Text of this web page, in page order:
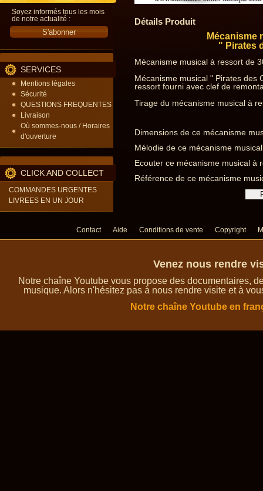
Soyez informés tous les mois
de notre actualité :
SERVICES
Mentions légales
Sécurité
QUESTIONS FREQUENTES
Livraison
Où sommes-nous / Horaires
d'ouverture
CLICK AND COLLECT
COMMANDES URGENTES
LIVREES EN UN JOUR
Détails Produit
Mécanisme
" Pirates
Mécanisme musical à ressort de
Mécanisme musical " Pirates des
ressort fourni avec clef de
Tirage du mécanisme musical à
Dimensions de ce mécanisme
Mélodie de ce mécanisme
Ecouter ce mécanisme musical
Référence de ce mécanisme
Contact Aide Conditions de vente Copyright
Venez nous rendre
Notre chaîne Youtube vous propose des documentaires,
musique. Alors n'hésitez pas à nous rendre visite et à
Notre chaîne Youtube en